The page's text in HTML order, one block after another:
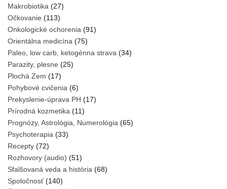
Makrobiotika (27)
Očkovanie (113)
Onkologické ochorenia (91)
Orientálna medicína (75)
Paleo, low carb, ketogénna strava (34)
Parazity, plesne (25)
Plochá Zem (17)
Pohybové cvičenia (6)
Prekyslenie-úprava PH (17)
Prírodná kozmetika (11)
Prognózy, Astrológia, Numerológia (65)
Psychoterapia (33)
Recepty (72)
Rozhovory (audio) (51)
Sfalšovaná veda a história (68)
Spoločnosť(140)